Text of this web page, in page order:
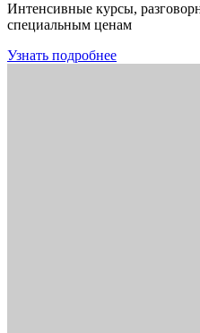
Интенсивные курсы,
специальным ценам
Узнать подробнее